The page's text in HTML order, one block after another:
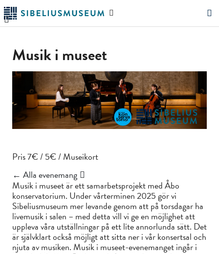
Hoppa
till
huvudinnehållet
Sök
Musik i museet
Pris 7€ / 5€ / Museikort
← Alla evenemang
Musik i museet är ett samarbetsprojekt med Åbo
konservatorium. Under vårterminen 2025 gör vi
Sibeliusmuseum mer levande genom att på torsdagar ha
livemusik i salen – med detta vill vi ge en möjlighet att
uppleva våra utställningar på ett lite annorlunda sätt. Det
är självklart också möjligt att sitta ner i vår konsertsal och
njuta av musiken. Musik i museet-evenemanget ingår i